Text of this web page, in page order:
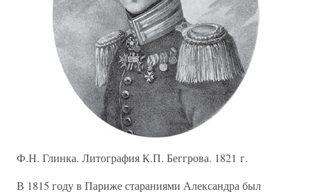
Ф.Н. Глинка. Литография К.П. Беггрова. 1821 г.
В 1815 году в Париже стараниями Александра был